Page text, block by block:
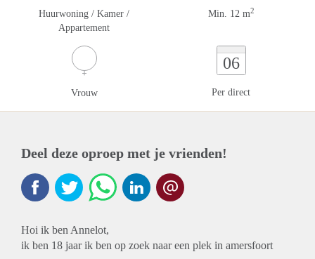
Huurwoning / Kamer /
Appartement
Min. 12 m2
Vrouw
06
Per direct
Deel deze oproep met je vrienden!
Hoi ik ben Annelot,
ik ben 18 jaar ik ben op zoek naar een plek in amersfoort